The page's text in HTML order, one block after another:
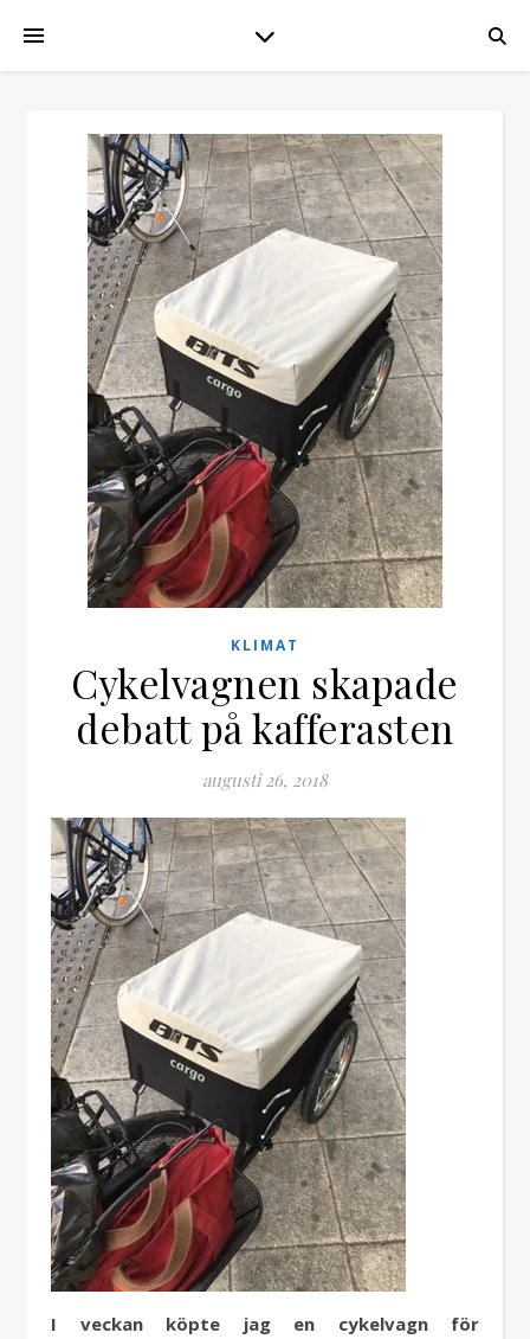
KLIMAT
Cykelvagnen skapade
debatt på kafferasten
augusti 26, 2018
I veckan köpte jag en cykelvagn för